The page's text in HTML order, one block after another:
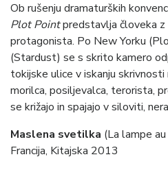
Ob rušenju dramaturških
Plot Pointpredstavlja človeka
protagonista. Po New Yorku
(Stardust) se s skrito kamero
tokijske ulice v iskanju
morilca, posiljevalca, terorista,
se križajo in spajajo v siloviti,
Maslena svetilka (La lampe
Francija, Kitajska 2013